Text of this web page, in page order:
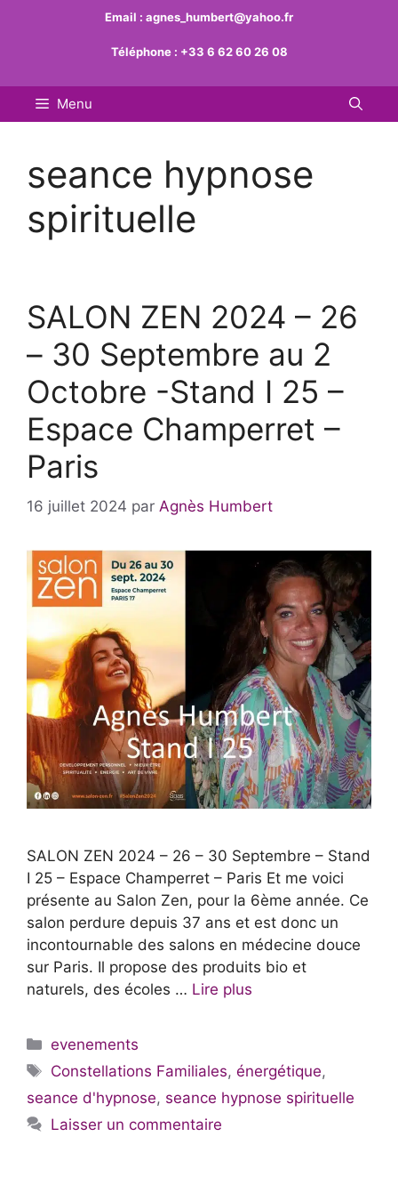
Email : agnes_humbert@yahoo.fr
Téléphone : +33 6 62 60 26 08
Menu
seance hypnose
spirituelle
SALON ZEN 2024 – 26
– 30 Septembre au 2
Octobre -Stand I 25 –
Espace Champerret –
Paris
16 juillet 2024 par Agnès Humbert
SALON ZEN 2024 – 26 – 30 Septembre – Stand
I 25 – Espace Champerret – Paris Et me voici
présente au Salon Zen, pour la 6ème année. Ce
salon perdure depuis 37 ans et est donc un
incontournable des salons en médecine douce
sur Paris. Il propose des produits bio et
naturels, des écoles … Lire plus
Catégories
evenements
Étiquettes
Constellations Familiales,énergétique,
seance d'hypnose, seance hypnose spirituelle
Laisser un commentaire